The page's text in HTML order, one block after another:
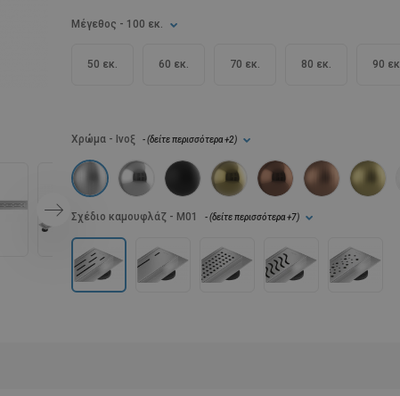
Μέγεθος - 100 εκ.
50 εκ. 60 εκ. 70 εκ. 80 εκ. 90
Χρώμα - Ινοξ - (δείτε περισσότερα+2)
Σχέδιο καμουφλάζ - M01 - (δείτε περισσότερα+7)